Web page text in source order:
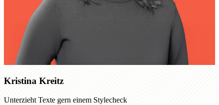
Kristina Kreitz
Unterzieht Texte gern einem Stylecheck